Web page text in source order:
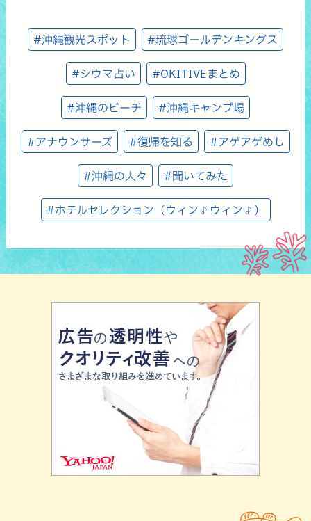
#沖縄観光スポット #琉球ゴールデンキングス
#シウマ占い #OKITIVEまとめ
#沖縄のビーチ #沖縄キャンプ場
#アナウンサーズ #復帰を知る #アゲアゲめし
#沖縄の人々 #聞いてみた
#ホテルセレクション（ウィン♪ウィン♪）